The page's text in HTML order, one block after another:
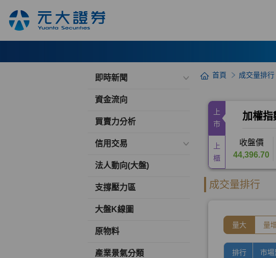
即時新聞
資金流向
買賣力分析
信用交易
法人動向(大盤)
支撐壓力區
大盤K線圖
原物料
產業景氣分類
首頁 成交量排行